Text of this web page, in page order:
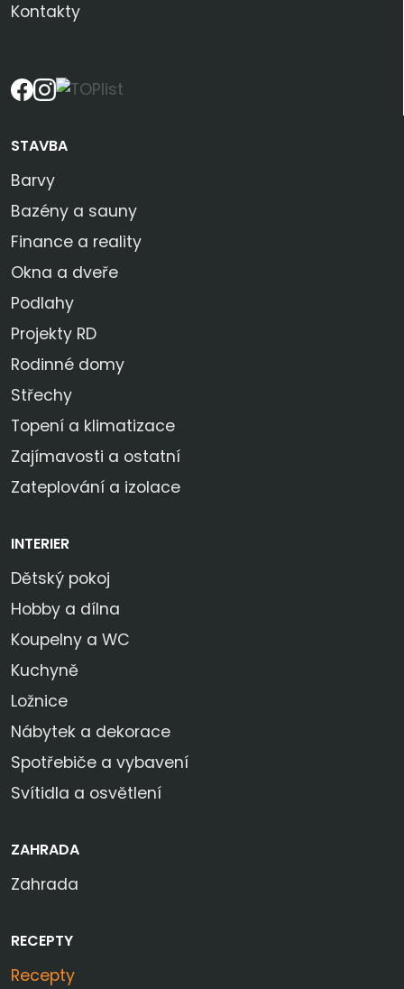
Kontakty
STAVBA
Barvy
Bazény a sauny
Finance a reality
Okna a dveře
Podlahy
Projekty RD
Rodinné domy
Střechy
Topení a klimatizace
Zajímavosti a ostatní
Zateplování a izolace
INTERIER
Dětský pokoj
Hobby a dílna
Koupelny a WC
Kuchyně
Ložnice
Nábytek a dekorace
Spotřebiče a vybavení
Svítidla a osvětlení
ZAHRADA
Zahrada
RECEPTY
Recepty